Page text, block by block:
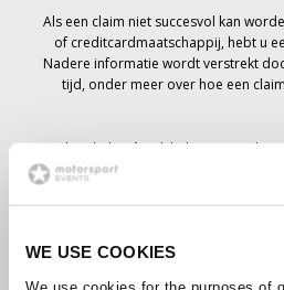
WE USE COOKIES
Als een claim niet succesvol kan
of creditcardmaatschappij, hebt u
Nadere informatie wordt verstrekt
tijd, onder meer over hoe een
Als je hebtnietIk heb een
betrekking tot je ticketbestelling, je
er wordt verwacht dat je de tickets
zult ontvangen. Het management van